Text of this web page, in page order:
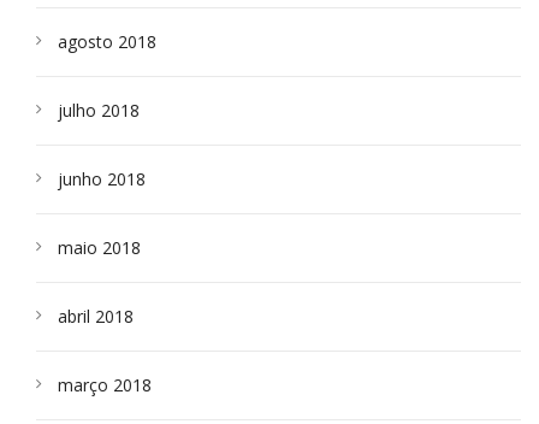
agosto 2018
julho 2018
junho 2018
maio 2018
abril 2018
março 2018